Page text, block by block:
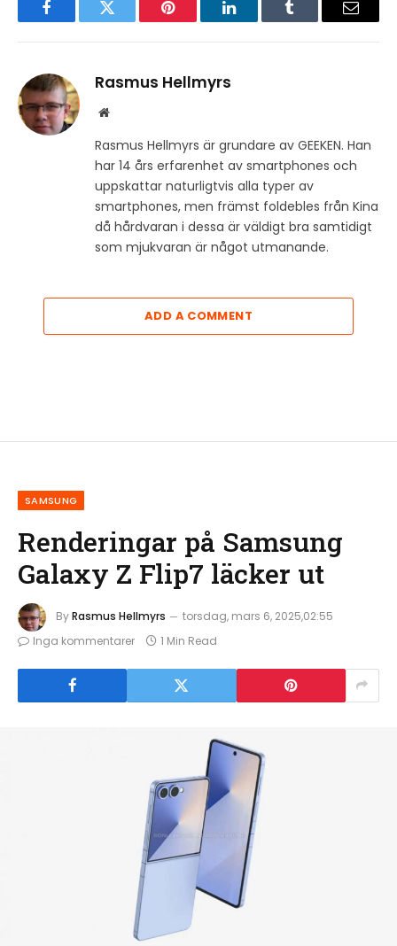
FacebookTwitter Pinterest LinkedInTumblr Email
Rasmus Hellmyrs
Website
Rasmus Hellmyrs är grundare av GEEKEN. Han
har 14 års erfarenhet av smartphones och
uppskattar naturligtvis alla typer av
smartphones, men främst foldebles från Kina
då hårdvaran i dessa är väldigt bra samtidigt
som mjukvaran är något utmanande.
ADD A COMMENT
SAMSUNG
Renderingar på Samsung
Galaxy Z Flip7 läcker ut
ByRasmus Hellmyrs
torsdag, mars 6, 2025,02:55
Inga kommentarer
1 Min Read